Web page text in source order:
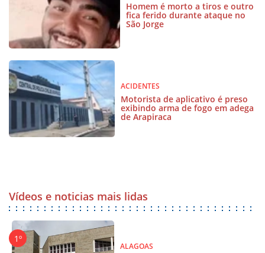
Homem é morto a tiros e outro
fica ferido durante ataque no
São Jorge
ACIDENTES
Motorista de aplicativo é preso
exibindo arma de fogo em adega
de Arapiraca
Vídeos e noticias mais lidas
ALAGOAS